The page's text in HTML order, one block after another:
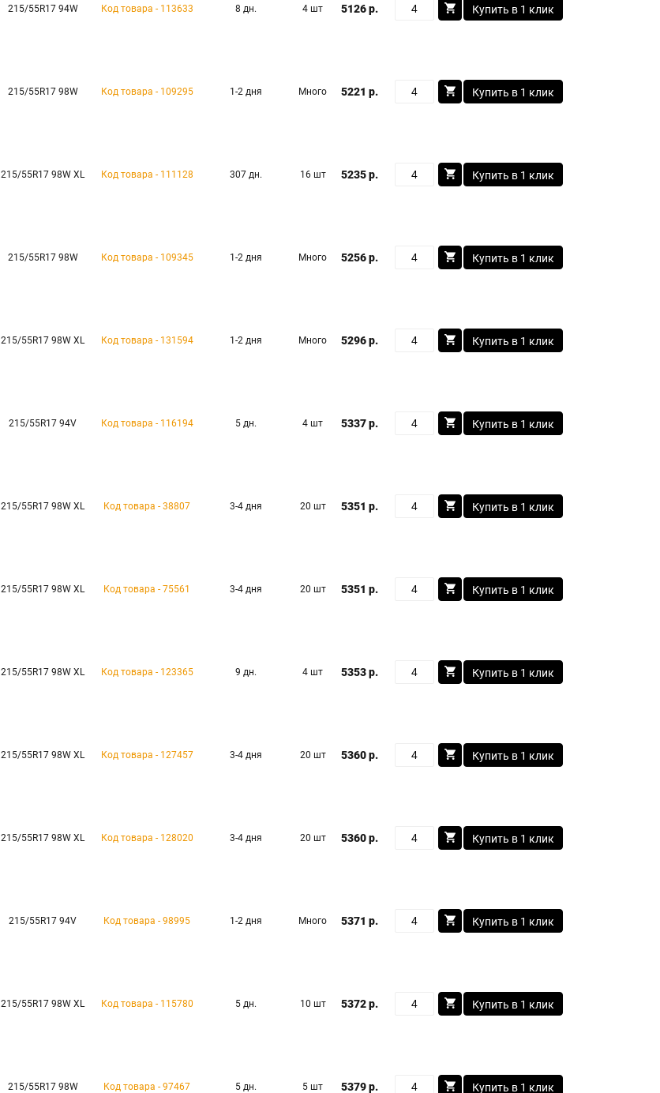
215/55R17 94W Код товара - 113633 8 дн. 4 шт 5126 р. Купить в 1 клик
215/55R17 98W Код товара - 109295 1-2 дня Много 5221 р. Купить в 1 клик
215/55R17 98W XL Код товара - 111128 307 дн. 16 шт 5235 р. Купить в 1 клик
215/55R17 98W Код товара - 109345 1-2 дня Много 5256 р. Купить в 1 клик
215/55R17 98W XL Код товара - 131594 1-2 дня Много 5296 р. Купить в 1 клик
215/55R17 94V Код товара - 116194 5 дн. 4 шт 5337 р. Купить в 1 клик
215/55R17 98W XL Код товара - 38807 3-4 дня 20 шт 5351 р. Купить в 1 клик
215/55R17 98W XL Код товара - 75561 3-4 дня 20 шт 5351 р. Купить в 1 клик
215/55R17 98W XL Код товара - 123365 9 дн. 4 шт 5353 р. Купить в 1 клик
215/55R17 98W XL Код товара - 127457 3-4 дня 20 шт 5360 р. Купить в 1 клик
215/55R17 98W XL Код товара - 128020 3-4 дня 20 шт 5360 р. Купить в 1 клик
215/55R17 94V Код товара - 98995 1-2 дня Много 5371 р. Купить в 1 клик
215/55R17 98W XL Код товара - 115780 5 дн. 10 шт 5372 р. Купить в 1 клик
215/55R17 98W Код товара - 97467 5 дн. 5 шт 5379 р. Купить в 1 клик